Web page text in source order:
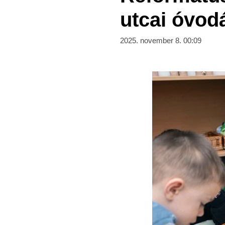
utcai
2025. november 8. 00:09